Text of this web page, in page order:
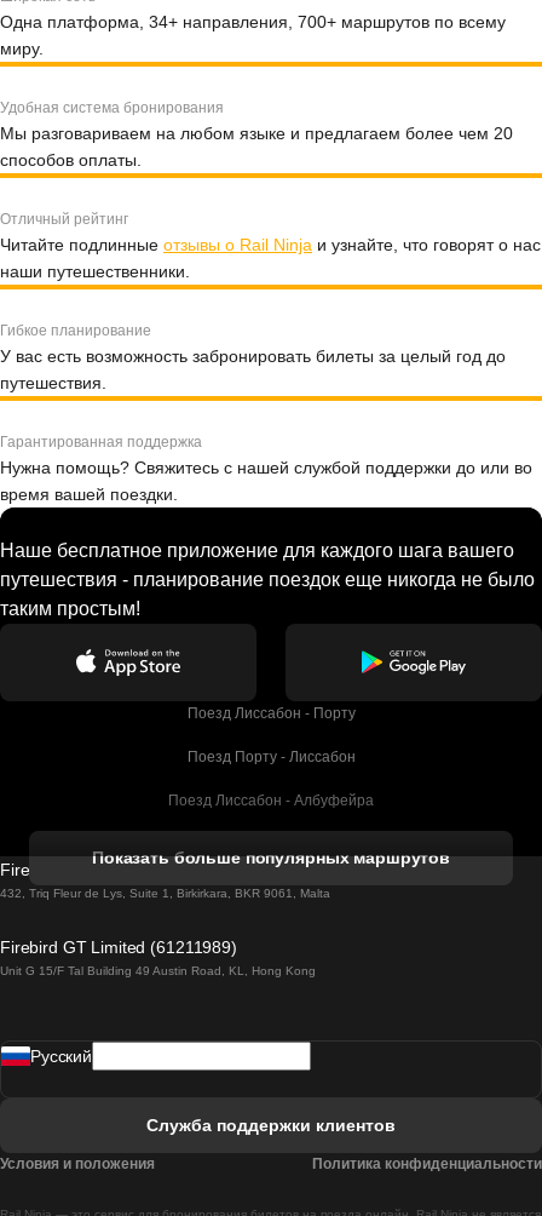
Одна платформа, 34+ направления, 700+ маршрутов по всему
миру.
Удобная система бронирования
Мы разговариваем на любом языке и предлагаем более чем 20
способов оплаты.
Отличный рейтинг
Читайте подлинные отзывы о Rail Ninja и узнайте, что говорят о нас
наши путешественники.
Гибкое планирование
У вас есть возможность забронировать билеты за целый год до
путешествия.
Гарантированная поддержка
Нужна помощь? Свяжитесь с нашей службой поддержки до или во
время вашей поездки.
Наше бесплатное приложение для каждого шага вашего
путешествия - планирование поездок еще никогда не было
таким простым!
Поезд Лиссабон - Порту
Поезд Порту - Лиссабон
Поезд Лиссабон - Албуфейра
Поезд Лиссабон - Лагос
Поезд Лиссабон - Мадрид
Показать больше популярных маршрутов
Firebird GT Limited (OC 1451)
432, Triq Fleur de Lys, Suite 1, Birkirkara, BKR 9061, Malta
Firebird GT Limited (61211989)
Unit G 15/F Tal Building 49 Austin Road, KL, Hong Kong
Pусский
Служба поддержки клиентов
Условия и положения Политика конфиденциальности